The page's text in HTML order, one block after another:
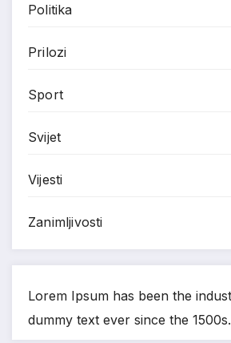
Politika
Prilozi
Sport
Svijet
Vijesti
Zanimljivosti
Lorem Ipsum has been the
dummy text ever since the 1500s.